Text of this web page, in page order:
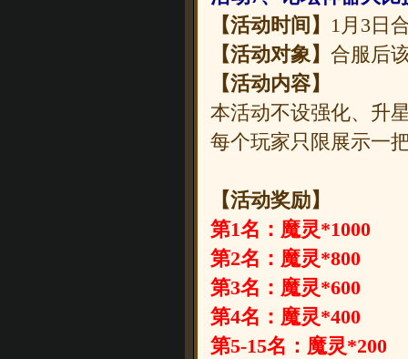
【活动时间】 1月3日
【活动对象】 合服后
【活动内容】
本活动不设强化、升
每个玩家只限展示一
【活动奖励】
第1名：魔灵*1000
第2名：魔灵*800
第3名：魔灵*600
第4名：魔灵*400
第5-15名：魔灵*200